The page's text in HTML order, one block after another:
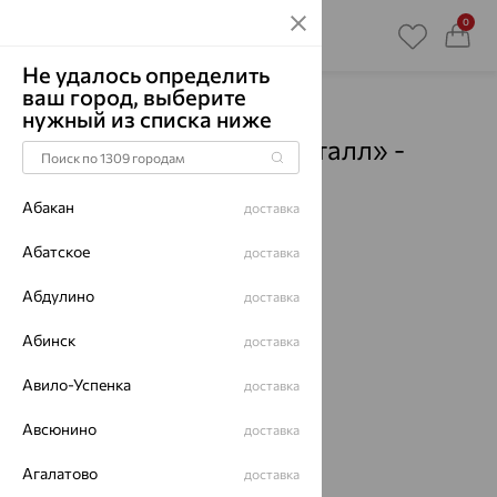
0
Главная Магазины
Ювелирный дом «Кристалл» -
Тверь- Пункты выдачи
Смотреть все города
Не удалось определить
ваш город, выберите
нужный из списка ниже
Абакан доставка
Абатское доставка
Абдулино доставка
Абинск доставка
Авило-Успенка доставка
Авсюнино доставка
Агалатово доставка